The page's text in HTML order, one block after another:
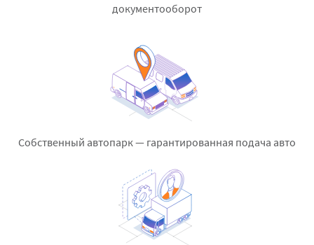
документооборот
Собственный автопарк — гарантированная подача авто